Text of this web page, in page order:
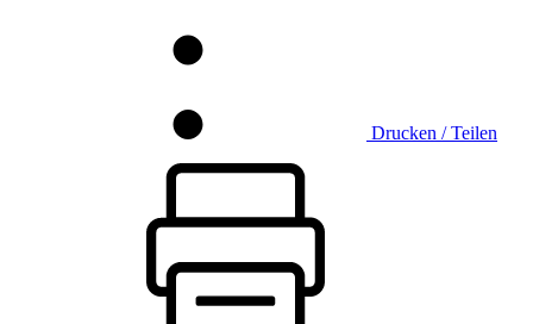
Drucken / Teilen